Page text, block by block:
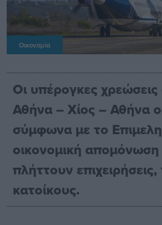
Οικονομία
Οι υπέρογκες
Αθήνα – Χίος – Αθήνα
σύμφωνα με το
οικονομική απομόνωση
πλήττουν
κατοίκους.